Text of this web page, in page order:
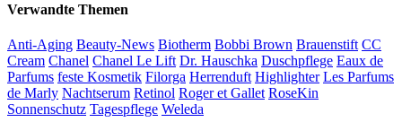
Verwandte Themen
Anti-Aging Beauty-News Biotherm Bobbi Brown Brauenstift CC
Cream Chanel Chanel Le Lift Dr. Hauschka Duschpflege Eaux de
Parfums feste Kosmetik Filorga Herrenduft Highlighter Les Parfums
de Marly Nachtserum Retinol Roger et Gallet RoseKin
Sonnenschutz Tagespflege Weleda